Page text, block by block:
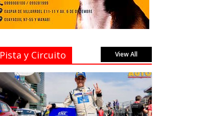
Pista y Circuito View All